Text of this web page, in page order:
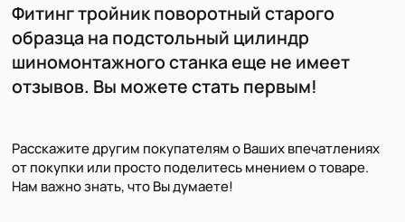
Фитинг тройник поворотный старого
образца на подстольный цилиндр
шиномонтажного станка еще не имеет
отзывов. Вы можете стать первым!
Расскажите другим покупателям о Ваших впечатлениях
от покупки или просто поделитесь мнением о товаре.
Нам важно знать, что Вы думаете!